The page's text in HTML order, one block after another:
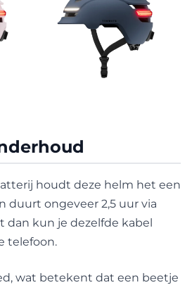
houdt deze helm het een
duurt ongeveer 2,5 uur via
dan kun je dezelfde kabel
telefoon.
wat betekent dat een beetje